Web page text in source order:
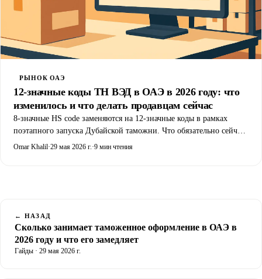
РЫНОК ОАЭ
12-значные коды ТН ВЭД в ОАЭ в 2026 году: что
изменилось и что делать продавцам сейчас
8-значные HS code заменяются на 12-значные коды в рамках
поэтапного запуска Дубайской таможни. Что обязательно сейчас,
что вступает в силу в августе 2026 года и как продавцу избежать
Omar Khalil·29 мая 2026 г.·9 мин чтения
← НАЗАД
Сколько занимает таможенное оформление в ОАЭ в
2026 году и что его замедляет
Гайды · 29 мая 2026 г.